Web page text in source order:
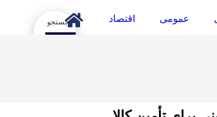
عمومی اقتصاد